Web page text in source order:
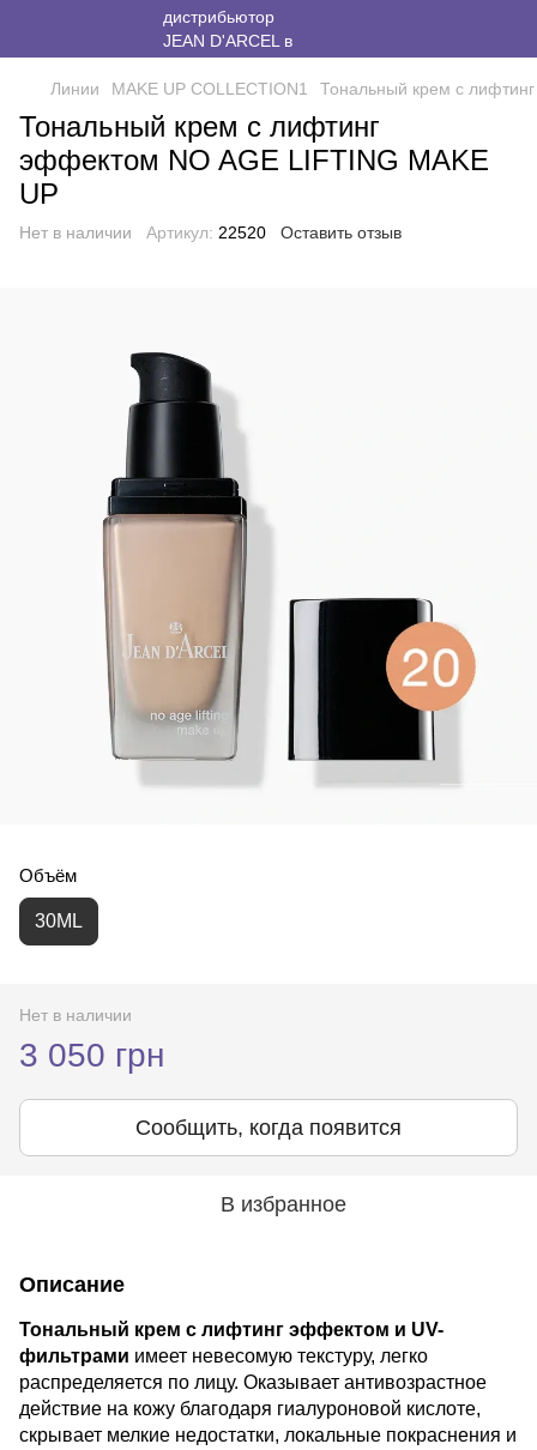
Линии MAKE UP COLLECTION1 Тональный крем с
Тональный крем с лифтинг
эффектом NO AGE LIFTING MAKE
UP
Нет в наличии Артикул: 22520 Оставить отзыв
Объём
30ML
Нет в наличии
3 050 грн
Сообщить, когда появится
В избранное
Описание
Тональный крем с лифтинг эффектом и UV-
фильтрами имеет невесомую текстуру, легко
распределяется по лицу. Оказывает антивозрастное
действие на кожу благодаря гиалуроновой кислоте,
скрывает мелкие недостатки, локальные покраснения и